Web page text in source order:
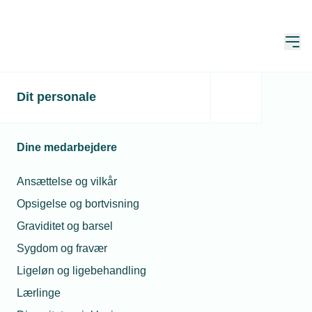
Dit personale
Dine medarbejdere
Ansættelse og vilkår
Opsigelse og bortvisning
Graviditet og barsel
Sygdom og fravær
Ligeløn og ligebehandling
Lærlinge
Søg
Sortér
Viser 1 - 8 of af 8 resultater